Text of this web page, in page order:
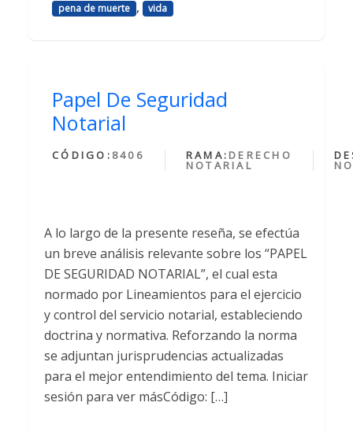
pena de muerte , vida
Papel De Seguridad
Notarial
CÓDIGO: 8406 RAMA: DERECHO
NOTARIAL
A lo largo de la presente reseña, se efectúa
un breve análisis relevante sobre los “PAPEL
DE SEGURIDAD NOTARIAL”, el cual esta
normado por Lineamientos para el ejercicio
y control del servicio notarial, estableciendo
doctrina y normativa. Reforzando la norma
se adjuntan jurisprudencias actualizadas
para el mejor entendimiento del tema. Iniciar
sesión para ver másCódigo: […]